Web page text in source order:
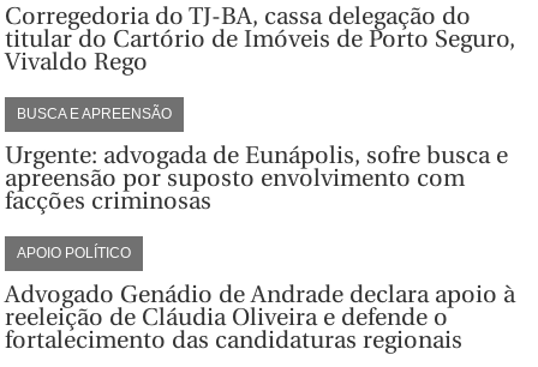
Corregedoria do TJ-BA, cassa delegação do
titular do Cartório de Imóveis de Porto Seguro,
Vivaldo Rego
BUSCA E APREENSÃO
Urgente: advogada de Eunápolis, sofre busca e
apreensão por suposto envolvimento com
facções criminosas
APOIO POLÍTICO
Advogado Genádio de Andrade declara apoio à
reeleição de Cláudia Oliveira e defende o
fortalecimento das candidaturas regionais